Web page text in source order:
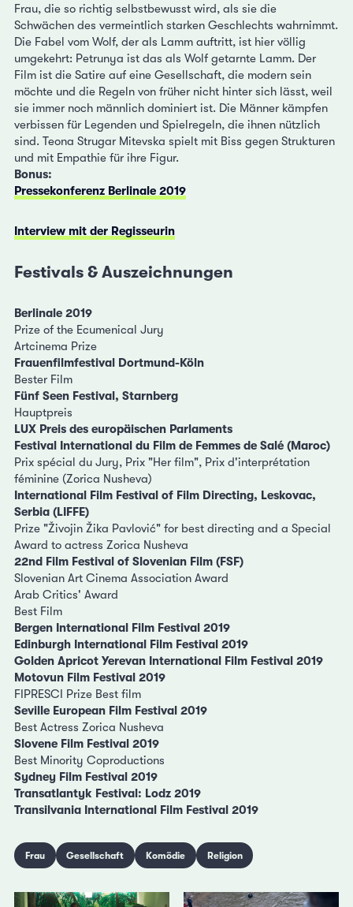
Frau, die so richtig selbstbewusst wird, als sie die
Schwächen des vermeintlich starken Geschlechts wahrnimmt.
Die Fabel vom Wolf, der als Lamm auftritt, ist hier völlig
umgekehrt: Petrunya ist das als Wolf getarnte Lamm. Der
Film ist die Satire auf eine Gesellschaft, die modern sein
möchte und die Regeln von früher nicht hinter sich lässt, weil
sie immer noch männlich dominiert ist. Die Männer kämpfen
verbissen für Legenden und Spielregeln, die ihnen nützlich
sind. Teona Strugar Mitevska spielt mit Biss gegen Strukturen
und mit Empathie für ihre Figur.
Bonus:
Pressekonferenz Berlinale 2019
Interview mit der Regisseurin
Festivals & Auszeichnungen
Berlinale 2019
Prize of the Ecumenical Jury
Artcinema Prize
Frauenfilmfestival Dortmund-Köln
Bester Film
Fünf Seen Festival, Starnberg
Hauptpreis
LUX Preis des europäischen Parlaments
Festival International du Film de Femmes de Salé (Maroc)
Prix spécial du Jury, Prix "Her film", Prix d'interprétation
féminine (Zorica Nusheva)
International Film Festival of Film Directing, Leskovac,
Serbia (LIFFE)
Prize "Živojin Žika Pavlović" for best directing and a Special
Award to actress Zorica Nusheva
22nd Film Festival of Slovenian Film (FSF)
Slovenian Art Cinema Association Award
Arab Critics' Award
Best Film
Bergen International Film Festival 2019
Edinburgh International Film Festival 2019
Golden Apricot Yerevan International Film Festival 2019
Motovun Film Festival 2019
FIPRESCI Prize Best film
Seville European Film Festival 2019
Best Actress Zorica Nusheva
Slovene Film Festival 2019
Best Minority Coproductions
Sydney Film Festival 2019
Transatlantyk Festival: Lodz 2019
Transilvania International Film Festival 2019
Frau Gesellschaft Komödie Religion